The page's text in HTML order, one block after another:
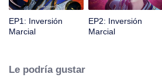
EP1: Inversión
Marcial
EP2: Inversión
Marcial
Le podría gustar